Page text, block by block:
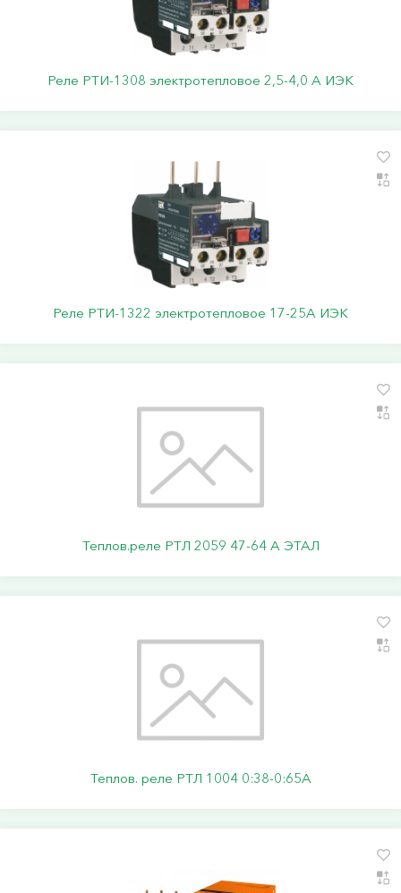
Реле РТИ-1308 электротепловое 2,5-4,0 А ИЭК
Реле РТИ-1322 электротепловое 17-25А ИЭК
Теплов.реле РТЛ 2059 47-64 А ЭТАЛ
Теплов. реле РТЛ 1004 0:38-0:65А